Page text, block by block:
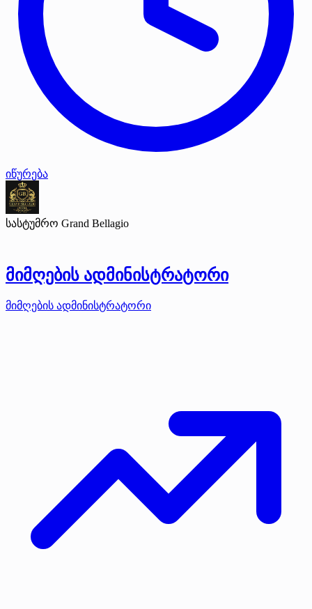
იწურება
სასტუმრო Grand Bellagio
მიმღების ადმინისტრატორი
მიმღების ადმინისტრატორი